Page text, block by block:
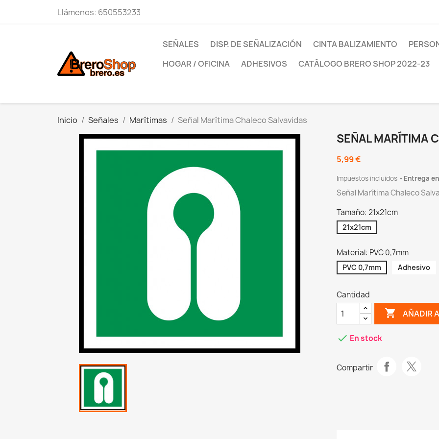
Llámenos: 650553233
SEÑALES DISP. DE SEÑALIZACIÓN CINTA BALIZAMIENTO
HOGAR / OFICINA
ADHESIVOS CATÁLOGO BRERO SHOP 2022-23
Inicio Señales Marítimas Señal Marítima Chaleco Salvavidas
SEÑAL MARÍTIMA
5,99 €
Impuestos incluidos Entrega
Señal Marítima Chaleco
Tamaño: 21x21cm
21x21cm
Material: PVC 0,7mm
PVC 0,7mm Adhesivo
Cantidad
shopping_cart AÑADIR
check En stock
Compartir